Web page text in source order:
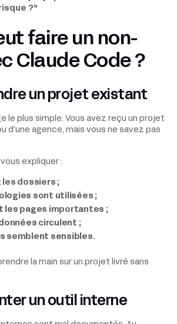
?”
faire un non-
Claude Code ?
un projet existant
le plus simple. Vous avez reçu un projet
d’une agence, mais vous ne savez pas
expliquer :
les dossiers ;
sont utilisées ;
les pages importantes ;
circulent ;
semblent sensibles.
la main sur un projet livré sans
un outil interne